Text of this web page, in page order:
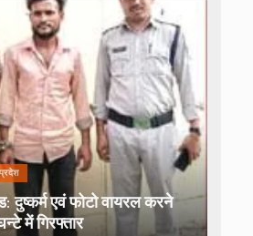
दुष्कर्म एवं फोटो वायरल करने
में गिरफ्तार